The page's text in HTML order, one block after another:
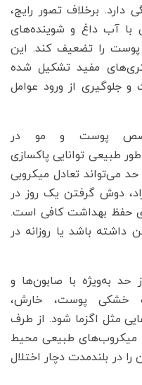
برخلاف تصور رایج،
آب داغ و شوینده‌های
پوست را تضعیف کند. این
مفید تشکیل شده
از ورود عوامل
پوست و مو در
طبیعی توانایی پاکسازی
می‌تواند تعادل میکروبی
دوش گرفتن یک روز در
حفظ بهداشت کافی است.
داشته باشد یا روزانه در
به‌ویژه با صابون‌ها و
خشکی پوست، خارش،
مثل اگزما شود. از طرف
میکروب‌های طبیعی محیط
در بلندمدت دچار اختلال